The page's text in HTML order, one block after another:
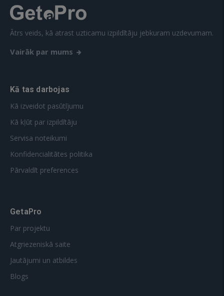
Ātrs veids, kā atrast uzticamu izpildītāju jebkuram uzdevumam.
Vairāk par mums
Kā tas darbojas
Kā izveidot pasūtījumu
Kā kļūt par izpildītāju
Servisa noteikumi
Konfidencialitātes politika
Pārvaldīt preferences
GetaPro
Par projektu
Atgriezeniskā saite
Jautājumi un atbildes
Blogs